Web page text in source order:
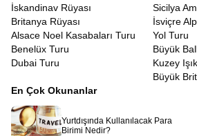
İskandinav Rüyası
Britanya Rüyası
Alsace Noel Kasabaları Turu
Benelüx Turu
Dubai Turu
Sicilya
İsviçre
Yol Turu
Büyük
Kuzey
Büyük
En Çok Okunanlar
Yurtdışında Kullanılacak Para
Birimi Nedir?